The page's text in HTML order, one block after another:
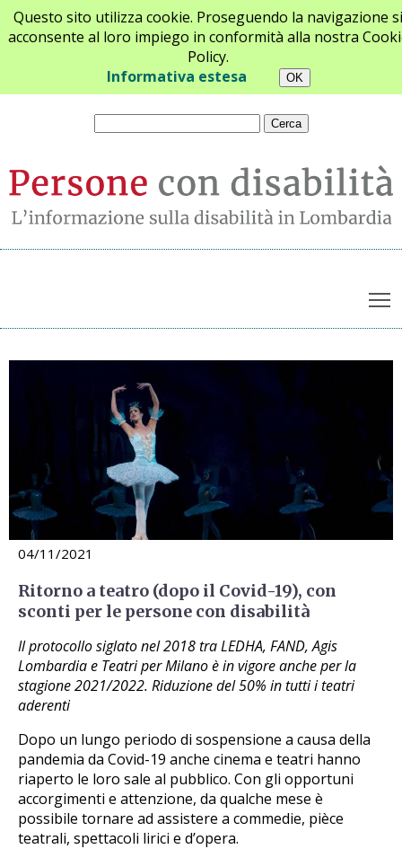
Questo sito utilizza cookie. Proseguendo la navigazione si
acconsente al loro impiego in conformità alla nostra
Policy.
Informativa estesa
Chi siamo Newsletter Contatti
Archivio notizie
04/11/2021
Ritorno a teatro (dopo il Covid-19), con
sconti per le persone con disabilità
Il protocollo siglato nel 2018 tra LEDHA, FAND, Agis
Lombardia e Teatri per Milano è in vigore anche per la
stagione 2021/2022. Riduzione del 50% in tutti i teatri
aderenti
Dopo un lungo periodo di sospensione a causa della
pandemia da Covid-19 anche cinema e teatri hanno
riaperto le loro sale al pubblico. Con gli opportuni
accorgimenti e attenzione, da qualche mese è
possibile tornare ad assistere a commedie, pièce
teatrali, spettacoli lirici e d’opera.